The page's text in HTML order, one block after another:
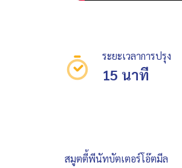
ระยะเวลาการปรุง
15 นาที
สมูตตี้พีนัทบัตเตอร์โอ๊ตมีล